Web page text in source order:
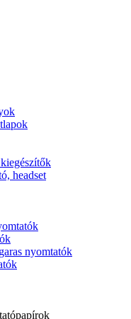
headset
nyomtatók